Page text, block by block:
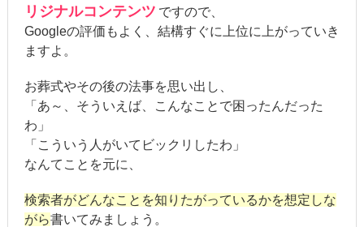
リジナルコンテンツ ですので、
Googleの評価もよく、結構すぐに上位に上がっていき
ますよ。
お葬式やその後の法事を思い出し、
「あ～、そういえば、こんなことで困ったんだった
わ」
「こういう人がいてビックリしたわ」
なんてことを元に、
検索者がどんなことを知りたがっているかを想定しな
がら書いてみましょう。